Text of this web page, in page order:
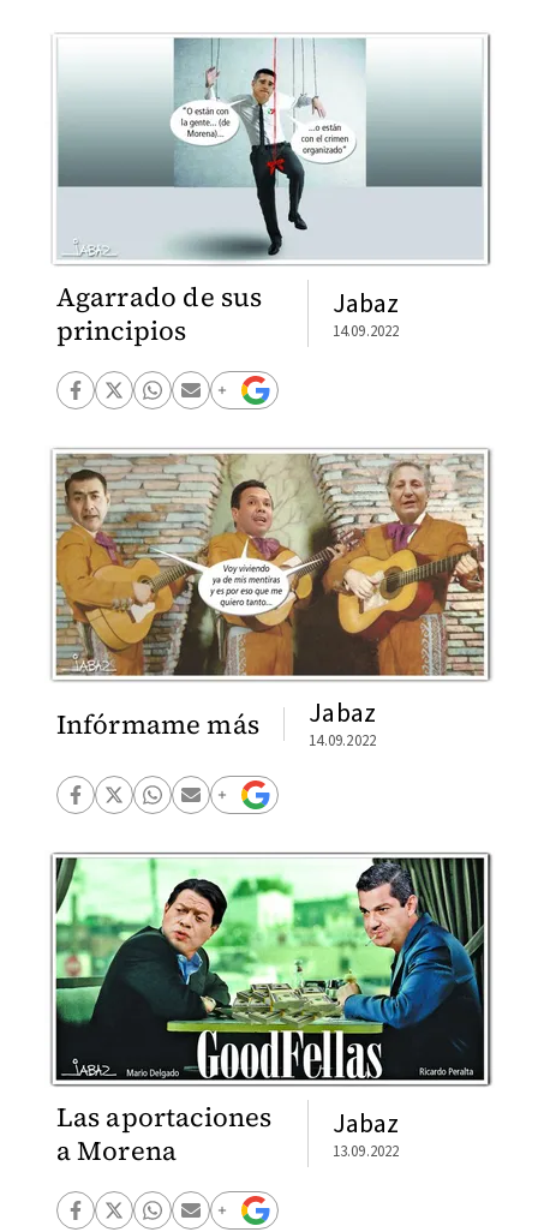
Agarrado de sus
principios
Jabaz
14.09.2022
Infórmame más Jabaz
14.09.2022
Las aportaciones
a Morena
Jabaz
13.09.2022